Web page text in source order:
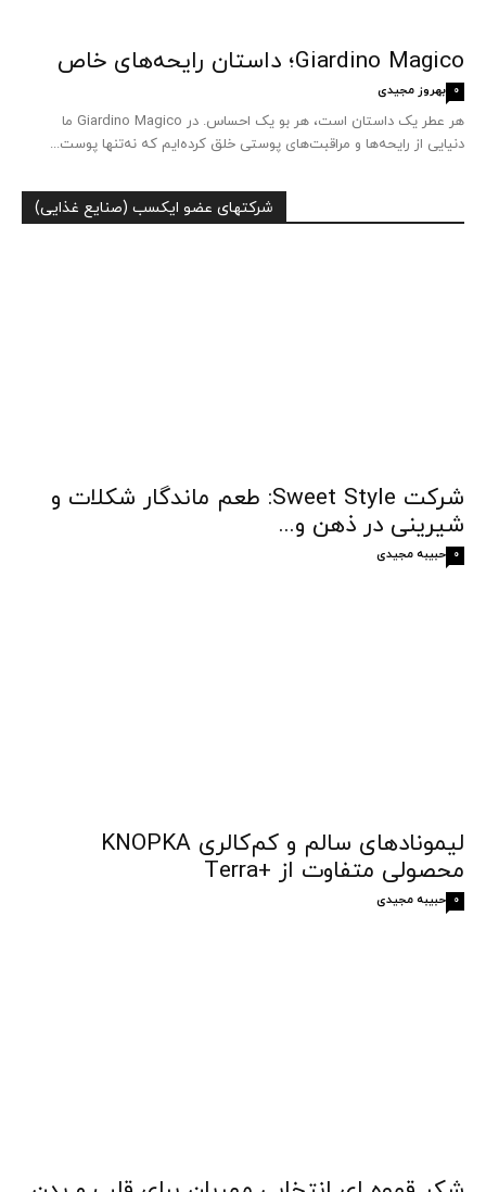
Giardino Magico؛ داستان رایحه‌های خاص
بهروز مجیدی 0
هر عطر یک داستان است، هر بو یک احساس. در Giardino Magico ما
دنیایی از رایحه‌ها و مراقبت‌های پوستی خلق کرده‌ایم که نه‌تنها پوست...
شرکتهای عضو ایکسب (صنایع غذایی)
شرکت Sweet Style: طعم ماندگار شکلات و
شیرینی در ذهن و...
حبیبه مجیدی 0
لیمونادهای سالم و کم‌کالری KNOPKA
محصولی متفاوت از +Terra
حبیبه مجیدی 0